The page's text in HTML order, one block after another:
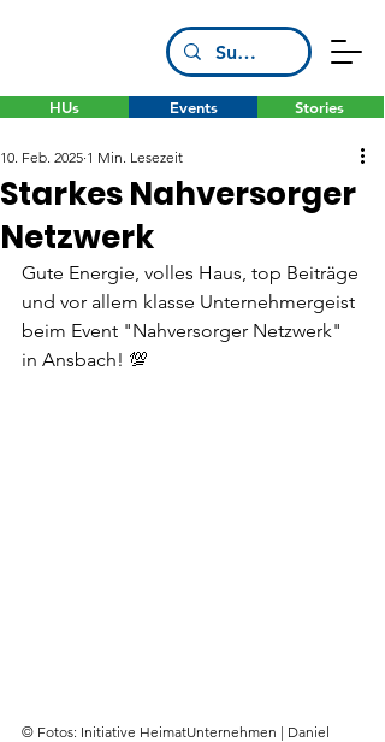
HUs Stories
Events
Starkes Nahversorger
Netzwerk
10. Feb. 2025 1 Min. Lesezeit
Gute Energie, volles Haus, top Beiträge
und vor allem klasse Unternehmergeist
beim Event "Nahversorger Netzwerk"
in Ansbach! 💯
© Fotos: Initiative HeimatUnternehmen | Daniel